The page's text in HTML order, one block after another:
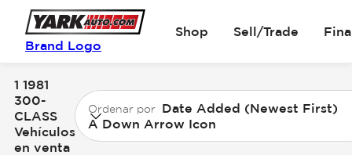
Brand Logo
Shop Sell/Trade
1 1981
300-
CLASS
Vehículos
en venta
Ordenar por Date Added (Newest First)
A Down Arrow Icon